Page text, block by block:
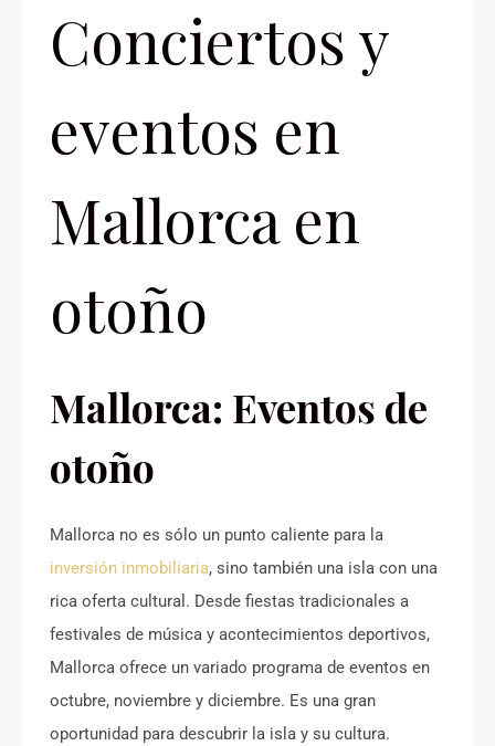
Conciertos y
eventos en
Mallorca en
otoño
Mallorca: Eventos de
otoño
Mallorca no es sólo un punto caliente para la
inversión inmobiliaria, sino también una isla con una
rica oferta cultural. Desde fiestas tradicionales a
festivales de música y acontecimientos deportivos,
Mallorca ofrece un variado programa de eventos en
octubre, noviembre y diciembre. Es una gran
oportunidad para descubrir la isla y su cultura.